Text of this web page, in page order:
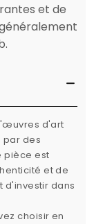
et de
d'art
par des
pièce est
et de
d'investir dans
choisir en